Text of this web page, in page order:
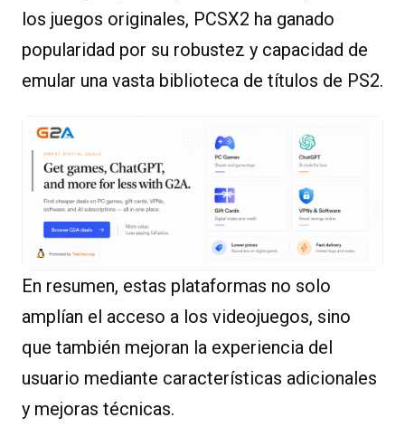
los juegos originales, PCSX2 ha ganado
popularidad por su robustez y capacidad de
emular una vasta biblioteca de títulos de PS2.
En resumen, estas plataformas no solo
amplían el acceso a los videojuegos, sino
que también mejoran la experiencia del
usuario mediante características adicionales
y mejoras técnicas.